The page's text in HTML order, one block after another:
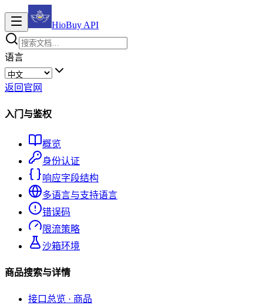
HioBuy API
语言
返回官网
入门与鉴权
概览
身份认证
响应字段结构
多语言与支持语言
错误码
限流策略
沙箱环境
商品搜索与详情
接口总览 · 商品